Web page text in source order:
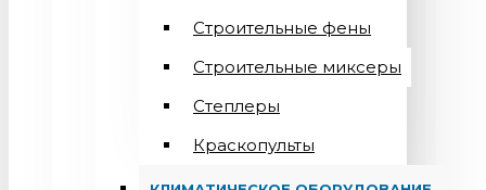
Строительные фены
Строительные миксеры
Степлеры
Краскопульты